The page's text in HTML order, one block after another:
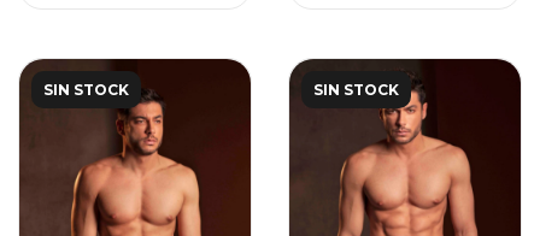
SIN STOCK SIN STOCK